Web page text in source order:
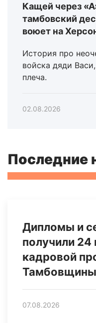
Кащей через
тамбовский
воюет на
История про
войска дяди
плеча.
02.08.2026
Последние
Дипломы и
получили 24
кадровой
07.08.2026